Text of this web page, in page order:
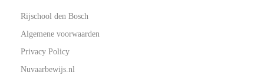
Rijschool den Bosch
Algemene voorwaarden
Privacy Policy
Nuvaarbewijs.nl